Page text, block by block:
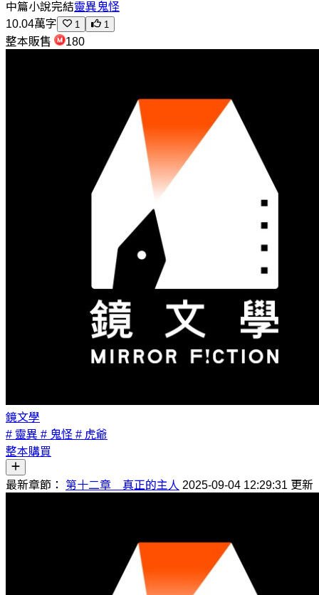
中篇小說完結靈異鬼怪
10.04萬字
1 1
整本販售 180
鏡文學
# 靈異 # 鬼怪 # 虎爺
整本購買
最新章節： 第十二章 真正的主人 2025-09-04 12:29:31 更新